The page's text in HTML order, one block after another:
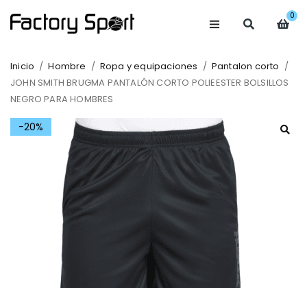
0
Inicio / Hombre / Ropa y equipaciones / Pantalon corto /
JOHN SMITH BRUGMA PANTALÓN CORTO POLIEESTER BOLSILLOS
NEGRO PARA HOMBRES
-20%